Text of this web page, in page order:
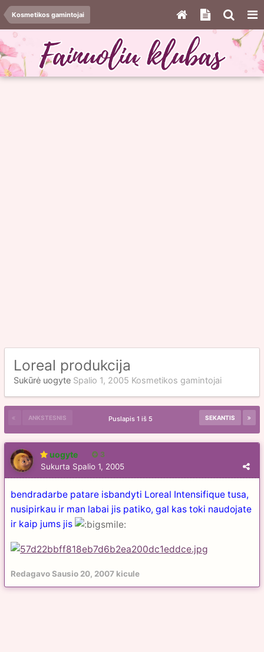
Kosmetikos gamintojai
Loreal produkcija
Sukūrė uogyte Spalio 1, 2005 Kosmetikos gamintojai
ANKSTESNIS SEKANTIS
Puslapis 1 iš 5
uogyte 3
Sukurta Spalio 1, 2005
bendradarbe patare isbandyti Loreal Intensifique tusa,
nusipirkau ir man labai jis patiko, gal kas toki naudojate
ir kaip jums jis
RedagavoSausio 20, 2007 kicule